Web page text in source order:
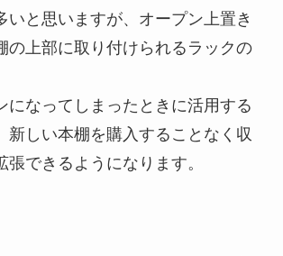
いと思いますが、オープン上置き
の上部に取り付けられるラックの
になってしまったときに活用する
新しい本棚を購入することなく収
張できるようになります。